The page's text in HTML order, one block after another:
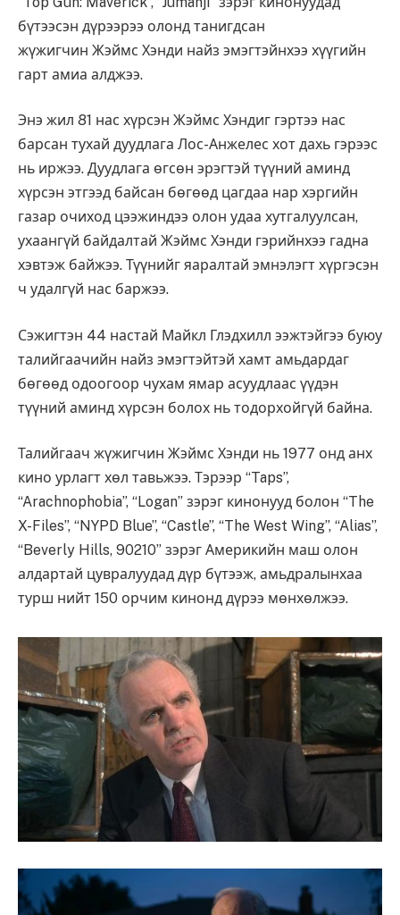
бүтээсэн дүрээрээ олонд танигдсан
жүжигчин Жэймс Хэнди найз эмэгтэйнхээ хүүгийн
гарт амиа алджээ.
Энэ жил 81 нас хүрсэн Жэймс Хэндиг гэртээ нас
барсан тухай дуудлага Лос-Анжелес хот дахь гэрээс
нь иржээ. Дуудлага өгсөн эрэгтэй түүний аминд
хүрсэн этгээд байсан бөгөөд цагдаа нар хэргийн
газар очиход цээжиндээ олон удаа хутгалуулсан,
ухаангүй байдалтай Жэймс Хэнди гэрийнхээ гадна
хэвтэж байжээ. Түүнийг яаралтай эмнэлэгт хүргэсэн
ч удалгүй нас баржээ.
Сэжигтэн 44 настай Майкл Глэдхилл ээжтэйгээ буюу
талийгаачийн найз эмэгтэйтэй хамт амьдардаг
бөгөөд одоогоор чухам ямар асуудлаас үүдэн
түүний аминд хүрсэн болох нь тодорхойгүй байна.
Талийгаач жүжигчин Жэймс Хэнди нь 1977 онд анх
кино урлагт хөл тавьжээ. Тэрээр “Taps”,
“Arachnophobia”, “Logan” зэрэг кинонууд болон “The
X-Files”, “NYPD Blue”, “Castle”, “The West Wing”, “Alias”,
“Beverly Hills, 90210” зэрэг Америкийн маш олон
алдартай цувралуудад дүр бүтээж, амьдралынхаа
турш нийт 150 орчим кинонд дүрээ мөнхөлжээ.